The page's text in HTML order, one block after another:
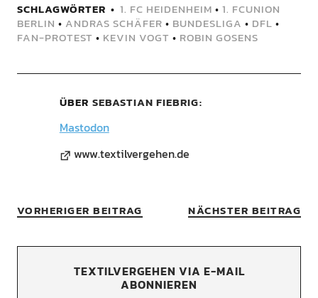
SCHLAGWÖRTER 1. FC HEIDENHEIM • 1. FCUNION
BERLIN • ANDRAS SCHÄFER • BUNDESLIGA • DFL •
FAN-PROTEST • KEVIN VOGT • ROBIN GOSENS
ÜBER SEBASTIAN FIEBRIG
Mastodon
www.textilvergehen.de
VORHERIGER BEITRAG NÄCHSTER BEITRAG
TEXTILVERGEHEN VIA E-MAIL
ABONNIEREN